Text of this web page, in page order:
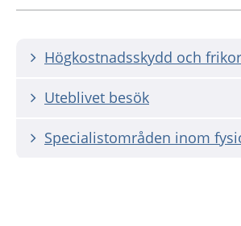
Högkostnadsskydd och
Uteblivet besök
Specialistområden inom